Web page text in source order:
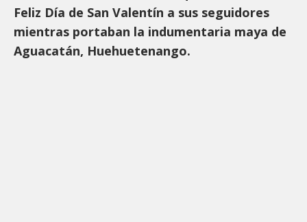
Feliz Día de San Valentín a sus seguidores
mientras portaban la indumentaria maya de
Aguacatán, Huehuetenango.